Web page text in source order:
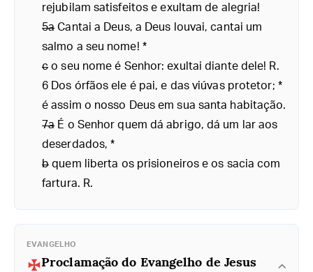
rejubilam satisfeitos e exultam de alegria!
5aCantai a Deus, a Deus louvai, cantai um
salmo a seu nome! *
co seu nome é Senhor: exultai diante dele! R.
6 Dos órfãos ele é pai, e das viúvas protetor; *
é assim o nosso Deus em sua santa habitação.
7aÉ o Senhor quem dá abrigo, dá um lar aos
deserdados, *
bquem liberta os prisioneiros e os sacia com
fartura. R.
EVANGELHO
Proclamação do Evangelho de Jesus